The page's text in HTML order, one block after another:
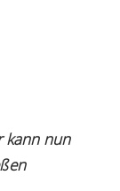
kann nun